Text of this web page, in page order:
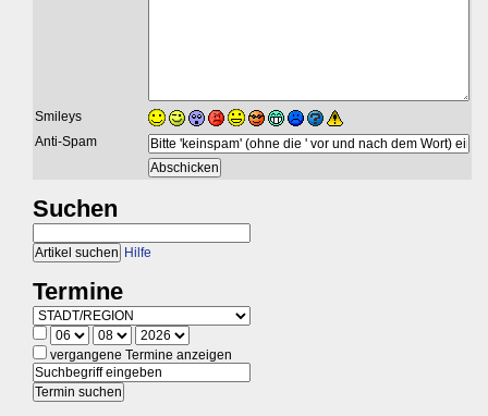
Smileys
Anti-Spam
Suchen
Hilfe
Termine
vergangene Termine anzeigen